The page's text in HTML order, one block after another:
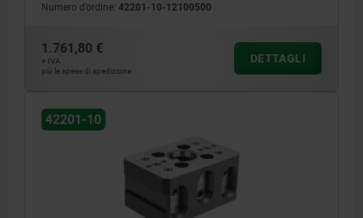
Numero d’ordine: 42201-10-12100500
1.761,80 €
+ IVA
più le spese di spedizione
DETTAGLI
42201-10